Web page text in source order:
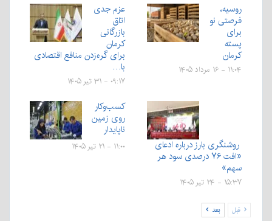
روسیه،
فرصتی نو
برای
پسته
کرمان
۱۱:۰۴ - ۱۶ مرداد ۱۴۰۵
عزم جدی
اتاق
بازرگانی
کرمان
برای گره‌زدن منافع اقتصادی
با…
۰۹:۱۷ - ۳۱ تیر ۱۴۰۵
روشنگری بارز درباره ادعای
«افت ۷۶ درصدی سود هر
سهم»
۱۵:۳۷ - ۲۴ تیر ۱۴۰۵
کسب‌وکار
روی زمین
ناپایدار
۱۱:۰۰ - ۲۱ تیر ۱۴۰۵
قبل بعد